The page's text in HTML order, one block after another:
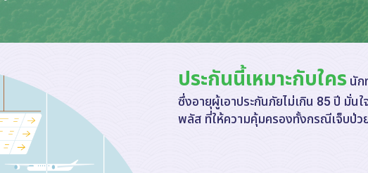
ประกันนี้เหมาะกับใคร นัก
ซึ่งอายุผู้เอาประกันภัยไม่เกิน 85 ปี มั่น
พลัส ที่ให้ความคุ้มครองทั้งกรณีเจ็บป่ว